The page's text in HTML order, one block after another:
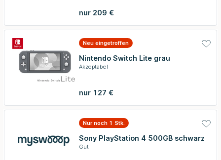
nur 209 €
Neu eingetroffen
Nintendo Switch Lite grau
Akzeptabel
nur 127 €
Nur noch 1 Stk.
Sony PlayStation 4 500GB schwarz
Gut